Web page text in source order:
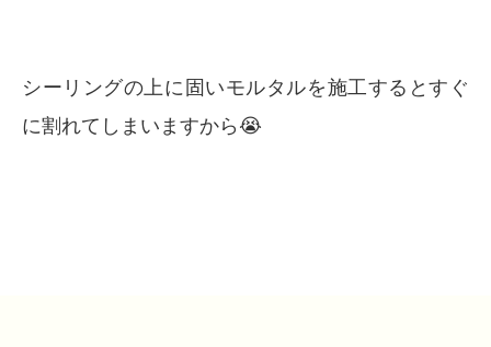
シーリングの上に固いモルタルを施工するとすぐ
に割れてしまいますから😭